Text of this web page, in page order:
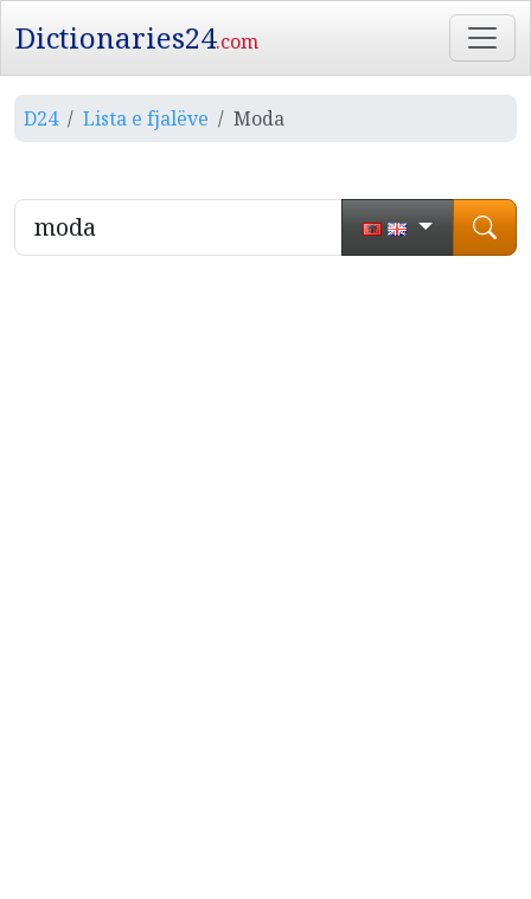
Dictionaries24.com
D24 Lista e fjalëve Moda